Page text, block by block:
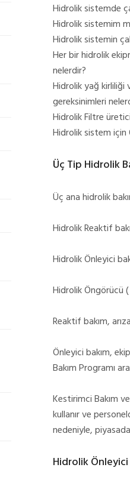
Hidrolik sistemde
Hidrolik sistemim
Hidrolik sistemin
Her bir hidrolik
nelerdir?
Hidrolik yağ kirliliği
gereksinimleri
Hidrolik Filtre
Hidrolik sistem için
Üç Tip Hidrolik
Üç ana hidrolik
Hidrolik Reaktif
Hidrolik Önleyici
Hidrolik Öngörücü
Reaktif bakım,
Önleyici bakım,
Bakım Programı
Kestirimci Bakım
kullanır ve
nedeniyle,
Hidrolik Önleyici